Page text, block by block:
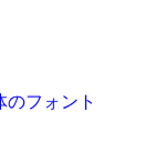
フォント